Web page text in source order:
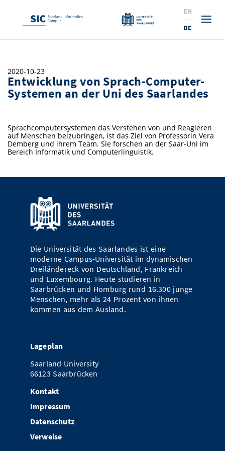
Interessierte & BewerberInnen
Angebote für SchülerInnen
10 Gründe für den SIC
Aktuelle Semesterinfos
Beratung für Studierende
Prüfungsangelegenheiten
Service
Service und Support
ProfessorInnen
Stellenangebote
Bibliothek
Forschung
Forschungsinstitutionen
Ranking
Forschungsgruppen
Open Science/Open Access
Karrierewege
Promotion
Gründen & Investieren
Stellenangebote
News
Preise, Auszeichnungen und Förderungen
Forschungshighlights
Termine, Vorträge und Veranstaltungen
Technologietransfer
Innovationsstandort
Expertise am SIC
Kooperieren & Investieren
Forschungsinstitutionen
News & Termine
Forschungshighlights
Termine, Vorträge und Veranstaltungen
Pressemeldungen
News
Über Uns
Saarland Informatics Campus
Standort
Forschungsinstitutionen
Zahlen & Fakten
Marketing & Öffentlichkeitsarbeit
Pressespiegel
Preise, Auszeichnungen und Förderungen
Kontakt
SIC Merchandise
SIC Podcast
Kontakte & Anfahrt
Anfahrt
AnsprechpartnerInnen, Personen, Forschungsgruppen
Termine, Vorträge und Veranstaltungen
Alumni
EN
DE
2020-10-23
Entwicklung von Sprach-Computer-
Systemen an der Uni des Saarlandes
Sprachcomputersystemen das Verstehen von und Reagieren
auf Menschen beizubringen, ist das Ziel von Professorin Vera
Demberg und ihrem Team. Sie forschen an der Saar-Uni im
Bereich Informatik und Computerlinguistik.
Die Universität des Saarlandes ist eine
moderne Campus-Universität im dynamischen
Dreiländereck von Deutschland, Frankreich
und Luxembourg. Heute studieren in
Saarbrücken und Homburg rund 16.300 junge
Menschen, mehr als 24 Prozent von ihnen
kommen aus dem Ausland.
Lageplan
Saarland University
66123 Saarbrücken
Kontakt
Impressum
Datenschutz
Verweise